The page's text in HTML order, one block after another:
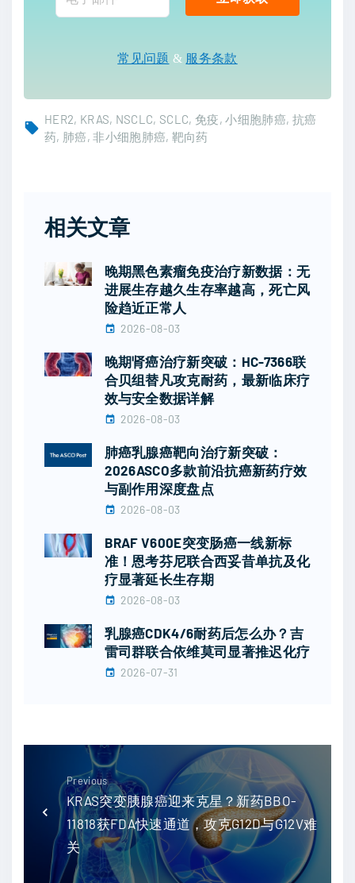
常见问题 & 服务条款
HER2 KRAS NSCLC SCLC 免疫 小细胞肺癌 抗癌
药 肺癌 非小细胞肺癌 靶向药
相关文章
晚期黑色素瘤免疫治疗新数据：无
进展生存越久生存率越高，死亡风
险趋近正常人
2026-08-03
晚期肾癌治疗新突破：HC-7366联
合贝组替凡攻克耐药，最新临床疗
效与安全数据详解
2026-08-03
肺癌乳腺癌靶向治疗新突破：
2026ASCO多款前沿抗癌新药疗效
与副作用深度盘点
2026-08-03
BRAF V600E突变肠癌一线新标
准！恩考芬尼联合西妥昔单抗及化
疗显著延长生存期
2026-08-03
乳腺癌CDK4/6耐药后怎么办？吉
雷司群联合依维莫司显著推迟化疗
2026-07-31
Previous
KRAS突变胰腺癌迎来克星？新药BBO-
11818获FDA快速通道，攻克G12D与G12V难
关